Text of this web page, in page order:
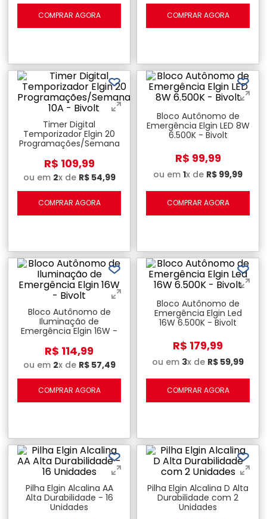
COMPRAR AGORA COMPRAR AGORA
Timer Digital
Temporizador Elgin 20
Programações/Semana
10A - Bivolt
R$ 109,99
ou em 2x de R$ 54,99
COMPRAR AGORA
Bloco Autônomo de
Emergência Elgin LED 8W
6.500K - Bivolt
R$ 99,99
ou em 1x de R$ 99,99
COMPRAR AGORA
Bloco Autônomo de
Iluminação de
Emergência Elgin 16W -
R$ 114,99
ou em 2x de R$ 57,49
COMPRAR AGORA
Bloco Autônomo de
Emergência Elgin Led
16W 6.500K - Bivolt
R$ 179,99
ou em 3x de R$ 59,99
COMPRAR AGORA
Pilha Elgin Alcalina AA
Alta Durabilidade - 16
Unidades
Pilha Elgin Alcalina D Alta
Durabilidade com 2
Unidades